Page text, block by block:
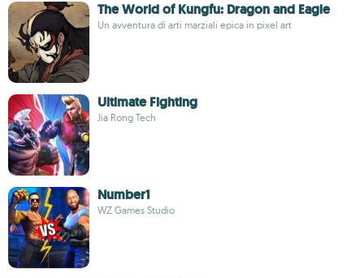
The World of Kungfu: Dragon and Eagle
Un avventura di arti marziali epica in pixel art
Ultimate Fighting
Jia Rong Tech
Number1
WZ Games Studio